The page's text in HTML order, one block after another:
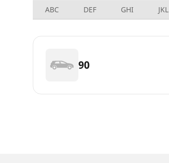
ABC DEF GHI JKL
90